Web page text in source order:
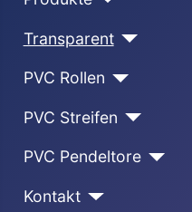
Transparent
PVC Rollen
PVC Streifen
PVC Pendeltore
Kontakt